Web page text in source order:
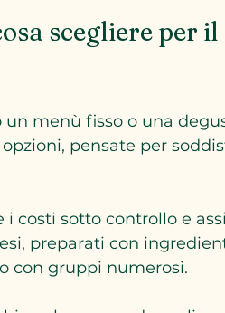
scegliere per il
menù fisso o una
pensate per
costi sotto controllo e
preparati con
con gruppi numerosi.